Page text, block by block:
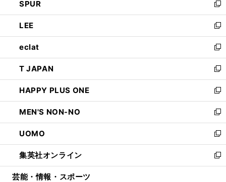
で
開
く
ド
ウ
で
開
く
ィ
ン
ド
ウ
で
開
く
い
ウ
ィ
ン
ド
ウ
で
開
く
SPUR
新
し
い
ウ
ィ
ン
ド
ウ
で
開
く
LEE
新
し
い
ウ
ィ
ン
ド
ウ
で
開
く
eclat
新
し
い
ウ
ィ
ン
ド
ウ
で
開
く
T JAPAN
新
し
い
ウ
ィ
ン
ド
ウ
で
開
HAPPY PLUS ONE
新
し
い
ウ
ィ
ン
ド
ウ
MEN'S NON-NO
新
し
い
ウ
ィ
ン
UOMO
新
し
い
ウ
集英社オンライン
新
し
芸能・情報・スポーツ